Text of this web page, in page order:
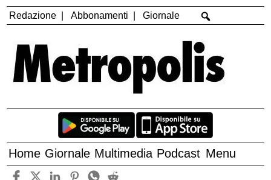
Redazione Abbonamenti Giornale
Home Giornale Multimedia Podcast Menu